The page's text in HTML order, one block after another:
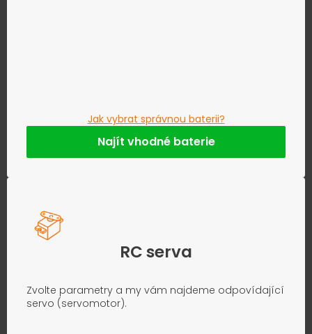
Jak vybrat správnou baterii?
Najít vhodné baterie
RC serva
Zvolte parametry a my vám najdeme odpovídající
servo (servomotor).